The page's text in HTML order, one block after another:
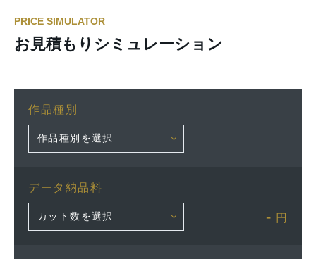
PRICE SIMULATOR
お見積もりシミュレーション
作品種別
データ納品料
- 円